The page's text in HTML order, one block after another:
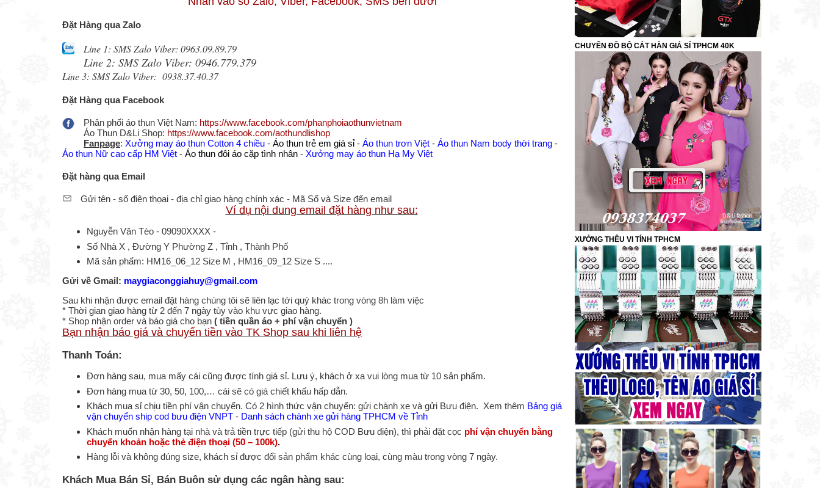
Đặt Hàng qua Zalo
Line 1: SMS Zalo Viber: 0963.09.89.79
Line 2: SMS Zalo Viber: 0946.779.379
Line 3: SMS Zalo Viber: 0938.37.40.37
Đặt Hàng qua Facebook
Phân phối áo thun Việt Nam: https://www.facebook.com/phanphoiaothunvietnam
Áo Thun D&Li Shop: https://www.facebook.com/aothundlishop
Fanpage: Xưởng may áo thun Cotton 4 chiều - Áo thun trẻ em giá sỉ- Áo thun trơn Việt - Áo thun Nam body thời trang -
Áo thun Nữ cao cấp HM Việt - Áo thun đôi áo cặp tình nhân - Xưởng may áo thun Hạ My Việt
Đặt hàng qua Email
Gửi tên - số điện thọai - địa chỉ giao hàng chính xác - Mã Số và Size đến email
Ví dụ nội dung email đặt hàng như sau:
Nguyễn Văn Tèo - 09090XXXX -
Số Nhà X , Đường Y Phường Z , Tỉnh , Thành Phố
Mã sản phẩm: HM16_06_12 Size M , HM16_09_12 Size S ....
Gửi về Gmail: maygiaconggiahuy@gmail.com
Sau khi nhận được email đặt hàng chúng tôi sẽ liên lạc tới quý khác trong vòng 8h làm việc
* Thời gian giao hàng từ 2 đến 7 ngày tùy vào khu vực giao hàng.
* Shop nhận order và báo giá cho bạn ( tiền quần áo + phí vận chuyển )
Bạn nhận báo giá và chuyển tiền vào TK Shop sau khi liên hệ
Thanh Toán:
Đơn hàng sau, mua mấy cái cũng được tính giá sỉ. Lưu ý, khách ở xa vui lòng mua từ 10 sản phẩm.
Đơn hàng mua từ 30, 50, 100,… cái sẽ có giá chiết khấu hấp dẫn.
Khách mua sỉ chịu tiền phí vận chuyển. Có 2 hình thức vận chuyển: gửi chành xe và gửi Bưu điện. Xem thêm Bảng giá
vận chuyển ship cod bưu điện VNPT - Danh sách chành xe gửi hàng TPHCM về Tỉnh
Khách muốn nhận hàng tại nhà và trả tiền trực tiếp (gửi thu hộ COD Bưu điện), thì phải đặt cọc phí vận chuyển bằng
chuyển khoản hoặc thẻ điện thoại (50 – 100k).
Hàng lỗi và không đúng size, khách sỉ được đổi sản phẩm khác cùng loại, cùng màu trong vòng 7 ngày.
Khách Mua Bán Sỉ, Bán Buôn sử dụng các ngân hàng sau:
CHUYÊN ĐỒ BỘ CÁT HÀN GIÁ SỈ TPHCM 40K
XƯỞNG THÊU VI TÍNH TPHCM